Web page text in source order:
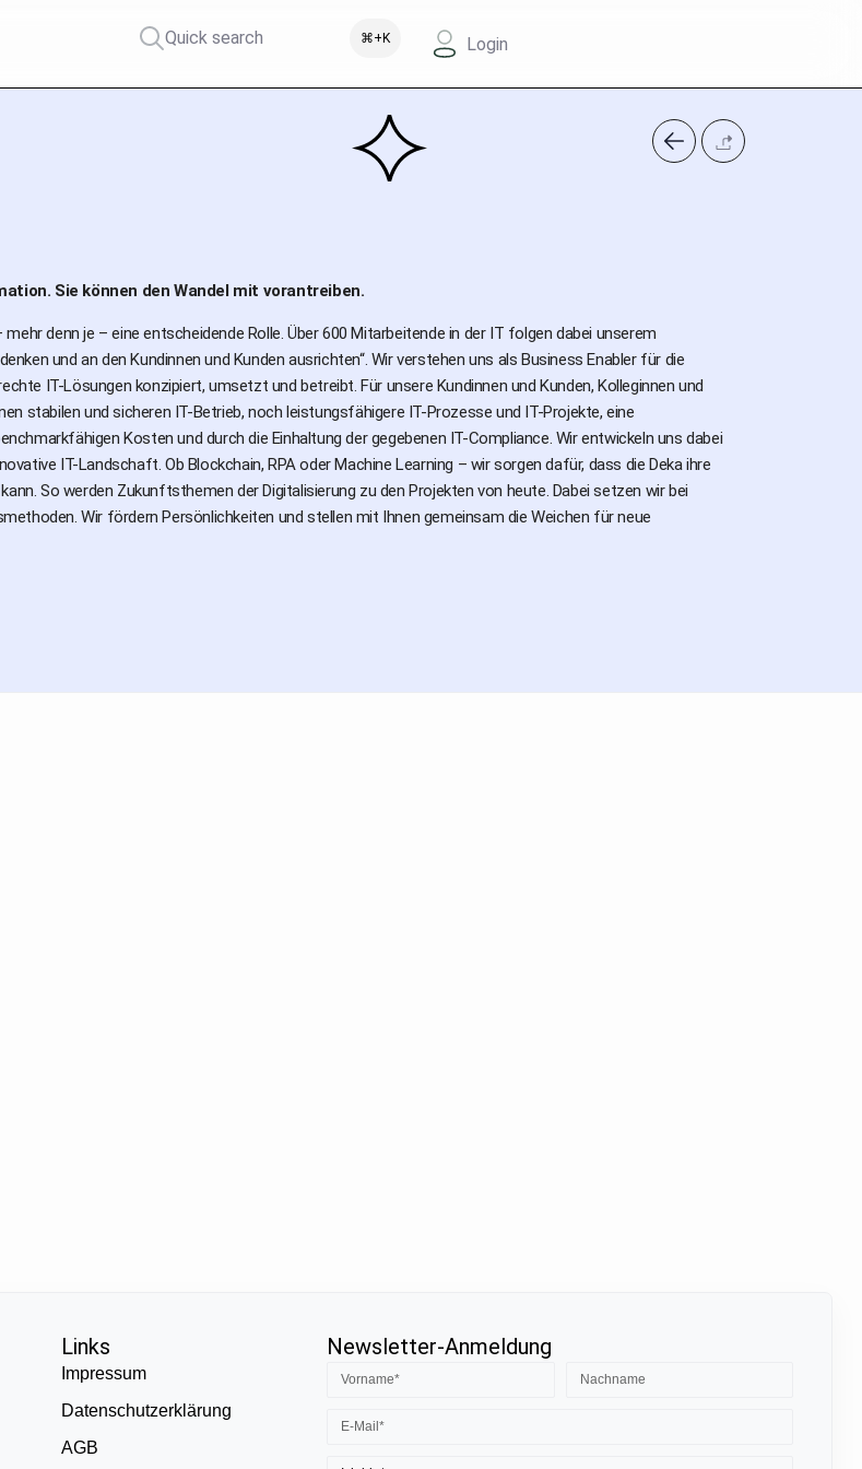
Quick search ⌘+K Login
Sie können den Wandel mit vorantreiben.
denn je – eine entscheidende Rolle. Über 600 Mitarbeitende in der IT folgen dabei unserem
und an den Kundinnen und Kunden ausrichten“. Wir verstehen uns als Business Enabler für die
IT-Lösungen konzipiert, umsetzt und betreibt. Für unsere Kundinnen und Kunden, Kolleginnen und
stabilen und sicheren IT-Betrieb, noch leistungsfähigere IT-Prozesse und IT-Projekte, eine
Kosten und durch die Einhaltung der gegebenen IT-Compliance. Wir entwickeln uns dabei
IT-Landschaft. Ob Blockchain, RPA oder Machine Learning – wir sorgen dafür, dass die Deka ihre
So werden Zukunftsthemen der Digitalisierung zu den Projekten von heute. Dabei setzen wir bei
Wir fördern Persönlichkeiten und stellen mit Ihnen gemeinsam die Weichen für neue
Links
Impressum
Datenschutzerklärung
AGB
Newsletter-Anmeldung